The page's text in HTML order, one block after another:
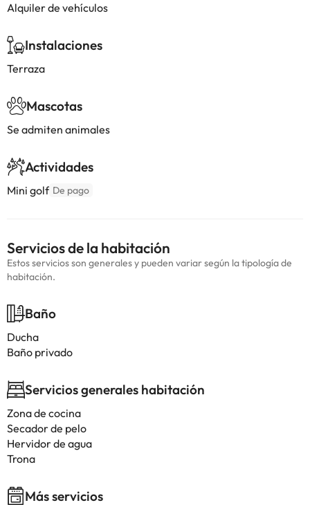
Alquiler de vehículos
Instalaciones
Terraza
Mascotas
Se admiten animales
Actividades
Mini golf De pago
Servicios de la habitación
Estos servicios son generales y pueden variar según la tipología de
habitación.
Baño
Ducha
Baño privado
Servicios generales habitación
Zona de cocina
Secador de pelo
Hervidor de agua
Trona
Más servicios